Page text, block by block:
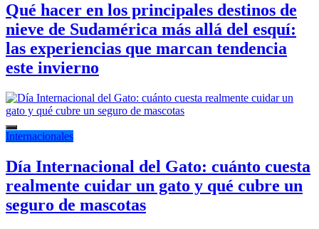
Qué hacer en los principales destinos de
nieve de Sudamérica más allá del esquí:
las experiencias que marcan tendencia
este invierno
Internacionales
Día Internacional del Gato: cuánto cuesta
realmente cuidar un gato y qué cubre un
seguro de mascotas